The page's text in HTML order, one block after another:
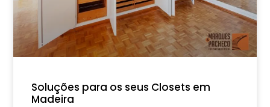
Soluções para os seus Closets em
Madeira